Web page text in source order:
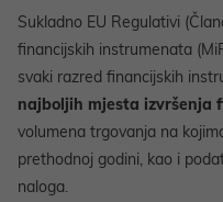
Sukladno EU Regulativi
financijskih instrumenata
svaki razred financijskih
najboljih mjesta izvršenja
volumena trgovanja na
prethodnoj godini, kao i
naloga.